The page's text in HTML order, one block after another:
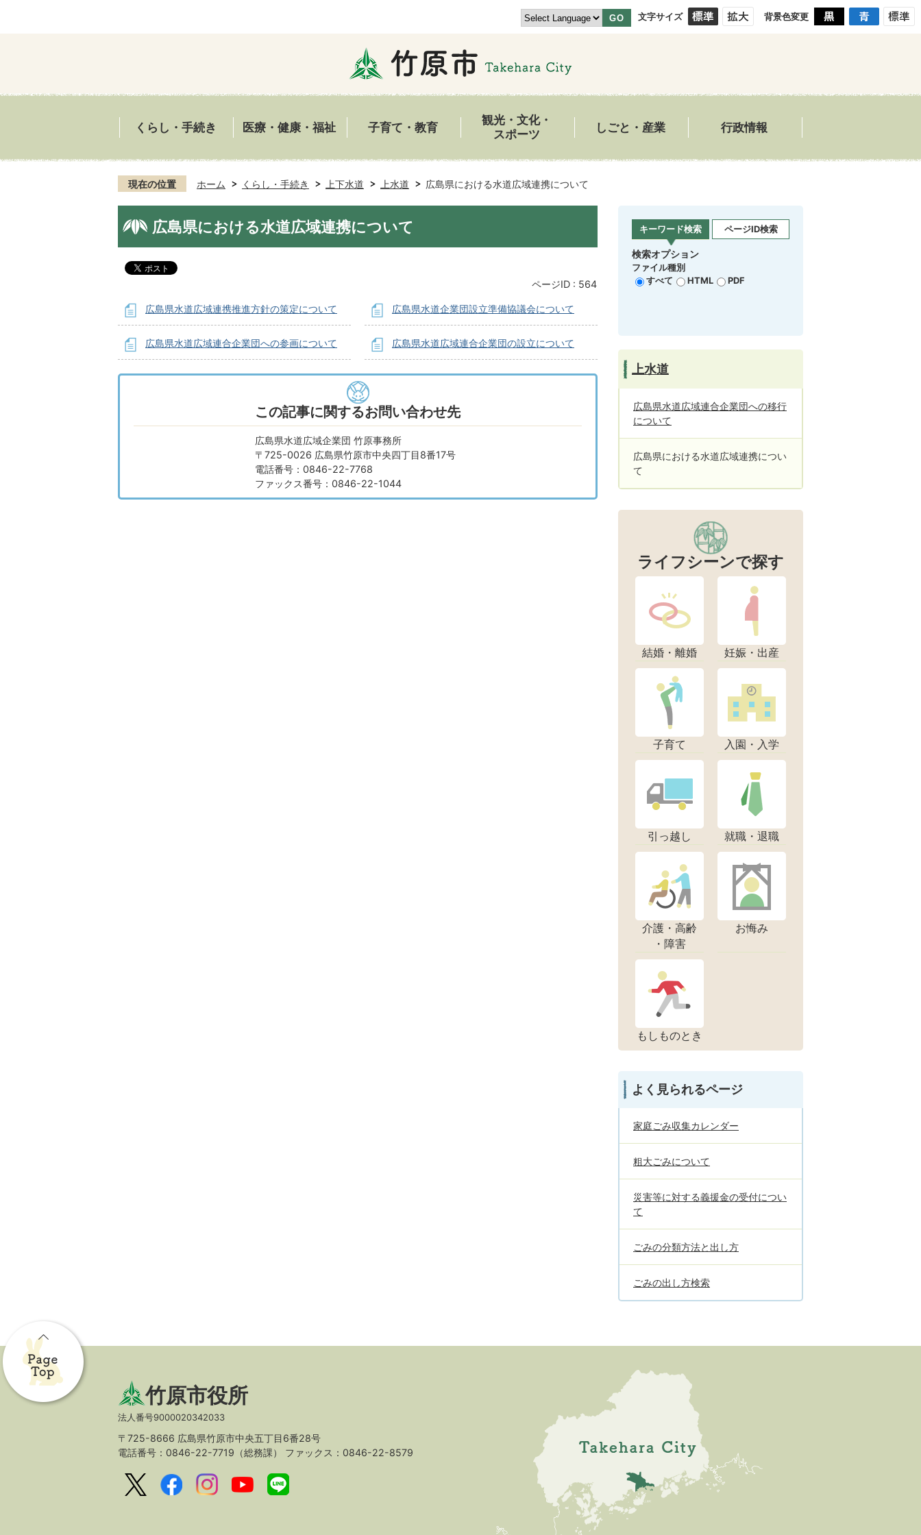
GO 文字サイズ 背景色変更
くらし・手続き 医療・健康・福祉 子育て・教育
観光・文化・
スポーツ
しごと・産業 行政情報
現在の位置 ホーム くらし・手続き 上下水道 上水道 広島県における水道広域連携について
広島県における水道広域連携について
ページID : 564
広島県水道広域連携推進方針の策定について 広島県水道企業団設立準備協議会について
広島県水道広域連合企業団への参画について 広島県水道広域連合企業団の設立について
この記事に関するお問い合わせ先
広島県水道広域企業団 竹原事務所
〒725-0026 広島県竹原市中央四丁目8番17号
電話番号：0846-22-7768
ファックス番号：0846-22-1044
キーワード検索 ページID検索
検索オプション
ファイル種別
すべて
HTML PDF
上水道
広島県水道広域連合企業団への移行
について
広島県における水道広域連携につい
て
ライフシーンで探す
結婚・離婚 妊娠・出産
子育て 入園・入学
引っ越し 就職・退職
介護・高齢
・障害
お悔み
もしものとき
よく見られるページ
家庭ごみ収集カレンダー
粗大ごみについて
災害等に対する義援金の受付につい
て
ごみの分類方法と出し方
ごみの出し方検索
竹原市役所
法人番号9000020342033
〒725-8666 広島県竹原市中央五丁目6番28号
電話番号：0846-22-7719（総務課） ファックス：0846-22-8579